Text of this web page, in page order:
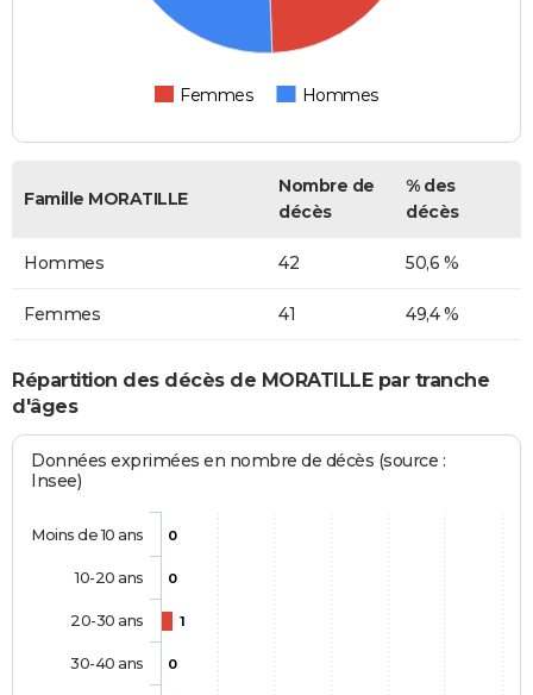
Femmes Hommes
Famille MORATILLE
Nombre de
décès
% des
décès
Hommes 42 50,6 %
Femmes 41 49,4 %
Répartition des décès de MORATILLE par tranche
d'âges
Données exprimées en nombre de décès (source :
Insee)
0
0
1
0
Moins de 10 ans
10-20 ans
20-30 ans
30-40 ans